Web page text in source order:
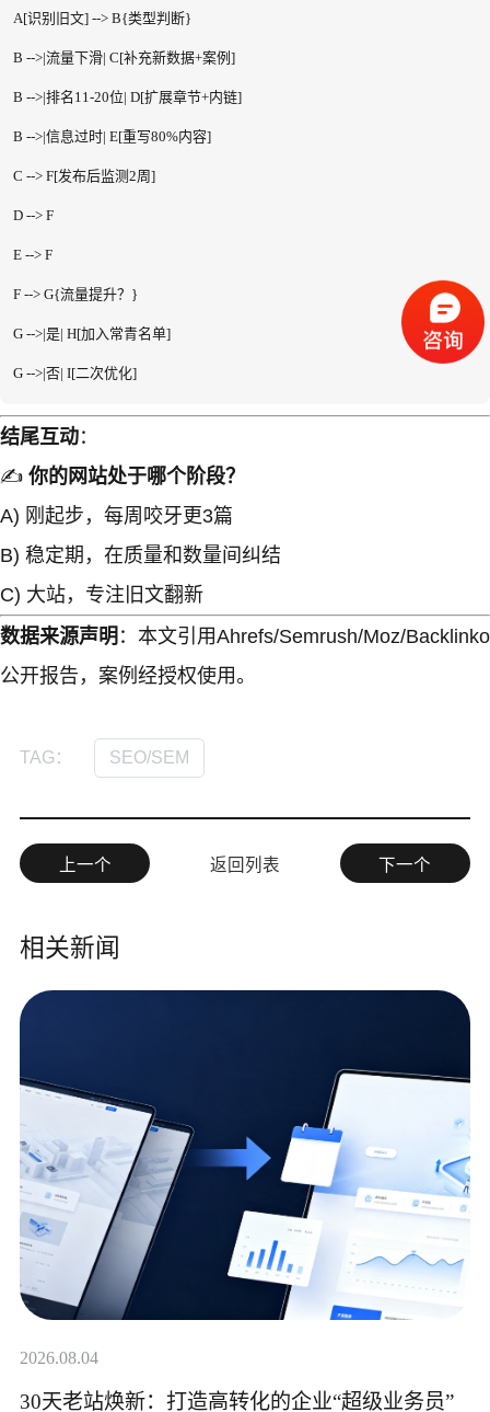
A[识别旧文] --> B{类型判断}
B -->|流量下滑| C[补充新数据+案例]
B -->|排名11-20位| D[扩展章节+内链]
B -->|信息过时| E[重写80%内容]
C --> F[发布后监测2周]
D --> F
E --> F
F --> G{流量提升？}
G -->|是| H[加入常青名单]
G -->|否| I[二次优化]
结尾互动：
✍️ 你的网站处于哪个阶段？
A) 刚起步，每周咬牙更3篇
B) 稳定期，在质量和数量间纠结
C) 大站，专注旧文翻新
数据来源声明 ：本文引用Ahrefs/Semrush/Moz/Backlinko
公开报告，案例经授权使用。
TAG： SEO/SEM
上一个 返回列表 下一个
相关新闻
2026.08.04
30天老站焕新：打造高转化的企业“超级业务员”